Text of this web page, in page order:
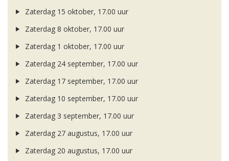
Zaterdag 15 oktober, 17.00 uur
Zaterdag 8 oktober, 17.00 uur
Zaterdag 1 oktober, 17.00 uur
Zaterdag 24 september, 17.00 uur
Zaterdag 17 september, 17.00 uur
Zaterdag 10 september, 17.00 uur
Zaterdag 3 september, 17.00 uur
Zaterdag 27 augustus, 17.00 uur
Zaterdag 20 augustus, 17.00 uur